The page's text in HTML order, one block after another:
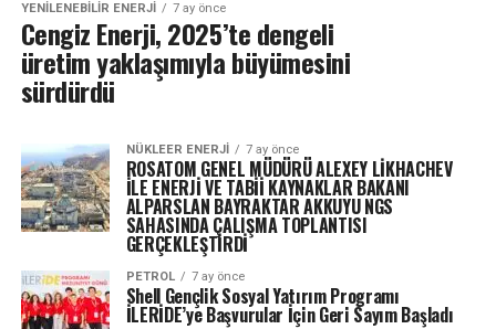
YENILENEBILIR ENERJI 7 ay önce
Cengiz Enerji, 2025’te dengeli
üretim yaklaşımıyla büyümesini
sürdürdü
NÜKLEER ENERJI 7 ay önce
ROSATOM GENEL MÜDÜRÜ ALEXEY LİKHACHEV
İLE ENERJİ VE TABİİ KAYNAKLAR BAKANI
ALPARSLAN BAYRAKTAR AKKUYU NGS
SAHASINDA ÇALIŞMA TOPLANTISI
GERÇEKLEŞTİRDİ
PETROL 7 ay önce
Shell Gençlik Sosyal Yatırım Programı
İLERİDE’ye Başvurular İçin Geri Sayım Başladı